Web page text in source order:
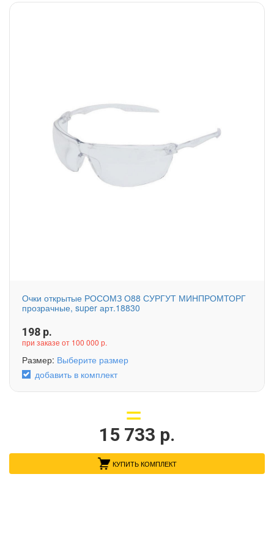
Очки открытые РОСОМЗ О88 СУРГУТ МИНПРОМТОРГ
прозрачные, super арт.18830
198 р.
при заказе от 100 000 р.
Размер: Выберите размер
добавить в комплект
15 733 р.
КУПИТЬ КОМПЛЕКТ